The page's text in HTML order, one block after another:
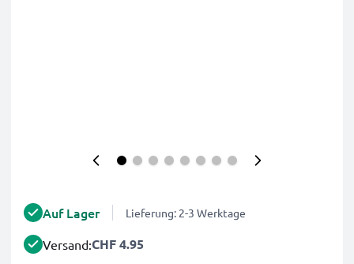
Auf Lager Lieferung: 2-3 Werktage
Versand:CHF 4.95